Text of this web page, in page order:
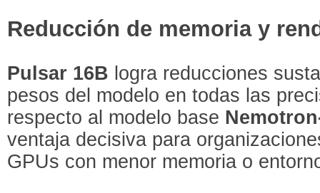
Reducción de memoria y
Pulsar 16B logra reducciones
pesos del modelo en todas las
respecto al modelo base
ventaja decisiva para
GPUs con menor memoria o